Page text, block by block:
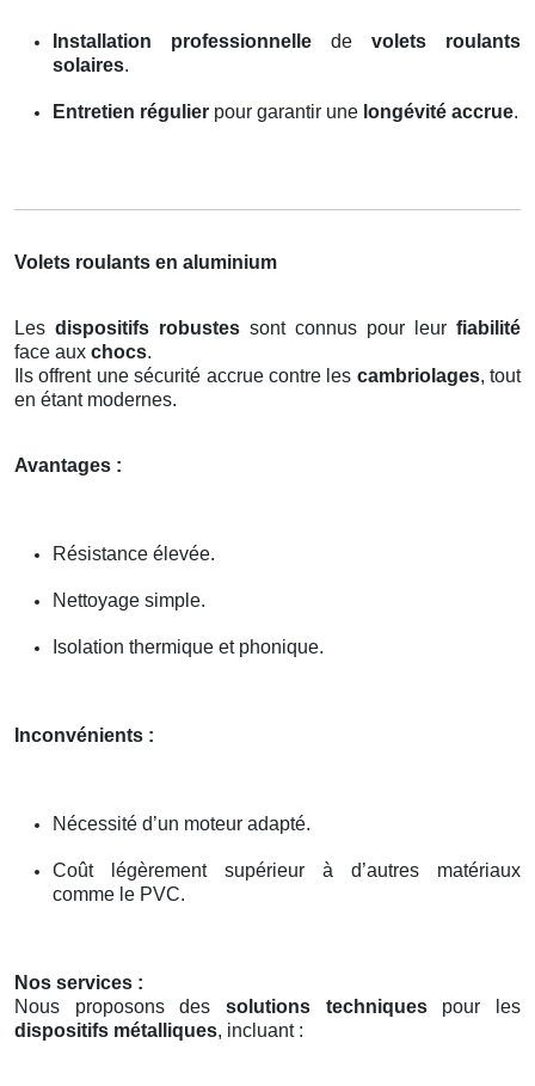
Installation professionnelle de volets roulants
solaires.
Entretien régulier pour garantir une longévité accrue.
Volets roulants en aluminium
Les dispositifs robustes sont connus pour leur fiabilité
face aux chocs.
Ils offrent une sécurité accrue contre les cambriolages, tout
en étant modernes.
Avantages :
Résistance élevée.
Nettoyage simple.
Isolation thermique et phonique.
Inconvénients :
Nécessité d’un moteur adapté.
Coût légèrement supérieur à d’autres matériaux
comme le PVC.
Nos services :
Nous proposons des solutions techniquespour les
dispositifs métalliques, incluant :